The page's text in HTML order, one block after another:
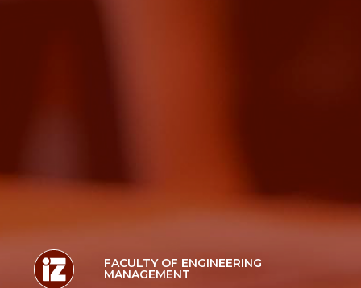
FACULTY OF ENGINEERING
MANAGEMENT